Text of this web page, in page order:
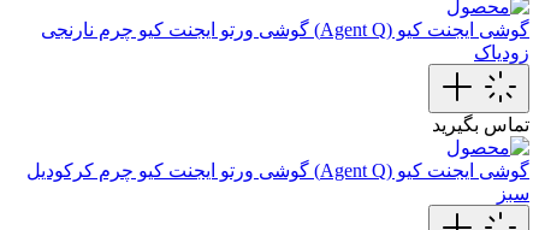
گوشی ایجنت کیو (Agent Q)
گوشی ورتو ایجنت کیو چرم نارنجی
زودیاک
تماس بگیرید
گوشی ایجنت کیو (Agent Q)
گوشی ورتو ایجنت کیو چرم کرکودیل
سبز